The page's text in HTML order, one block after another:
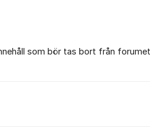
som bör tas bort från